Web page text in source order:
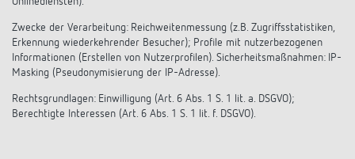
Zwecke der Verarbeitung: Reichweitenmessung (z.B. Zugriffsstatistiken,
Erkennung wiederkehrender Besucher); Profile mit nutzerbezogenen
Informationen (Erstellen von Nutzerprofilen). Sicherheitsmaßnahmen: IP-
Masking (Pseudonymisierung der IP-Adresse).
Rechtsgrundlagen: Einwilligung (Art. 6 Abs. 1 S. 1 lit. a. DSGVO);
Berechtigte Interessen (Art. 6 Abs. 1 S. 1 lit. f. DSGVO).